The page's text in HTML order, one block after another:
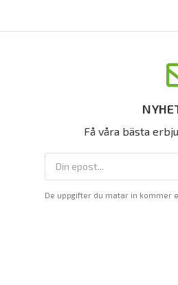
Få våra bästa
De uppgifter du matar in kommer